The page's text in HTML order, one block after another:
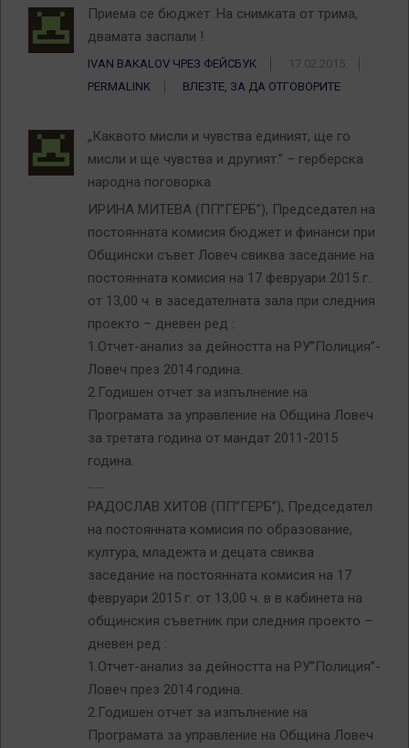
Приема се бюджет .На снимката от трима,
двамата заспали !
IVAN BAKALOV ЧРЕЗ ФЕЙСБУК
17.02.2015
PERMALINK
ВЛЕЗТЕ, ЗА ДА ОТГОВОРИТЕ
„Каквото мисли и чувства единият, ще го
мисли и ще чувства и другият.” – герберска
народна поговорка
ИРИНА МИТЕВА (ПП”ГЕРБ”), Председател на
постоянната комисия бюджет и финанси при
Общински съвет Ловеч свиква заседание на
постоянната комисия на 17 февруари 2015 г.
от 13,00 ч. в заседателната зала при следния
проекто – дневен ред :
1.Отчет-анализ за дейността на РУ”Полиция”-
Ловеч през 2014 година.
2.Годишен отчет за изпълнение на
Програмата за управление на Община Ловеч
за третата година от мандат 2011-2015
година.
……
РАДОСЛАВ ХИТОВ (ПП”ГЕРБ”), Председател
на постоянната комисия по образование,
култура, младежта и децата свиква
заседание на постоянната комисия на 17
февруари 2015 г. от 13,00 ч. в в кабинета на
общинския съветник при следния проекто –
дневен ред :
1.Отчет-анализ за дейността на РУ”Полиция”-
Ловеч през 2014 година.
2.Годишен отчет за изпълнение на
Програмата за управление на Община Ловеч